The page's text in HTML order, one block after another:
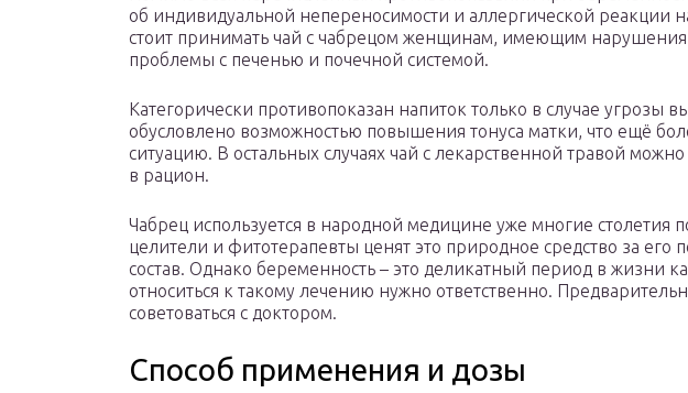
об индивидуальной непереносимости и аллергической реакции
стоит принимать чай с чабрецом женщинам, имеющим
проблемы с печенью и почечной системой.
Категорически противопоказан напиток только в случае угрозы
обусловлено возможностью повышения тонуса матки, что ещё
ситуацию. В остальных случаях чай с лекарственной травой
в рацион.
Чабрец используется в народной медицине уже многие столетия
целители и фитотерапевты ценят это природное средство за его
состав. Однако беременность – это деликатный период в жизни
относиться к такому лечению нужно ответственно.
советоваться с доктором.
Способ применения и дозы